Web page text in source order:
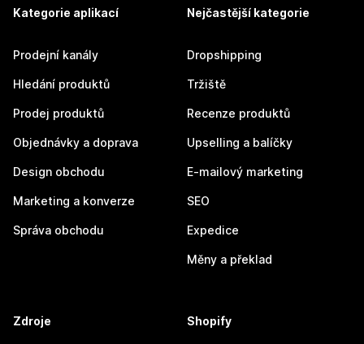
Kategorie aplikací
Prodejní kanály
Hledání produktů
Prodej produktů
Objednávky a doprava
Design obchodu
Marketing a konverze
Správa obchodu
Nejčastější kategorie
Dropshipping
Tržiště
Recenze produktů
Upselling a balíčky
E-mailový marketing
SEO
Expedice
Měny a překlad
Zdroje Shopify